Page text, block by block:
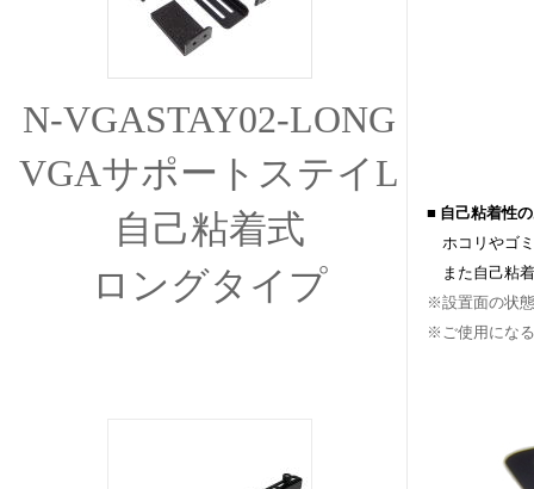
N-VGASTAY02-LONG
VGAサポートステイL
自己粘着式
ロングタイプ
■ 自己粘着性
ホコリやゴ
また自己粘
※設置面の状
※ご使用にな